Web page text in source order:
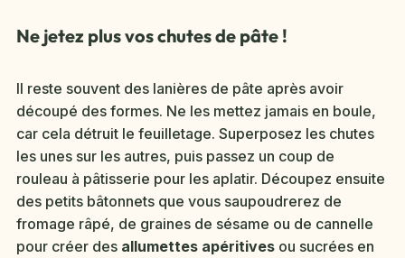
Ne jetez plus vos chutes de pâte !
Il reste souvent des lanières de pâte après avoir
découpé des formes. Ne les mettez jamais en boule,
car cela détruit le feuilletage. Superposez les chutes
les unes sur les autres, puis passez un coup de
rouleau à pâtisserie pour les aplatir. Découpez ensuite
des petits bâtonnets que vous saupoudrerez de
fromage râpé, de graines de sésame ou de cannelle
pour créer des allumettes apéritives ou sucrées en